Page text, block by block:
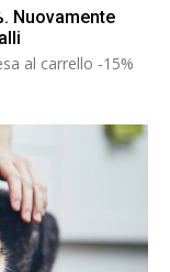
Nuovamente
al carrello -15%